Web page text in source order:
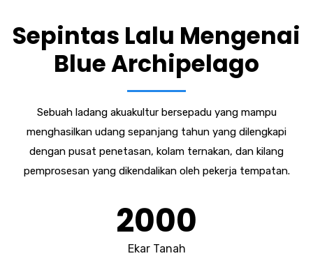
Sepintas Lalu Mengenai
Blue Archipelago
Sebuah ladang akuakultur bersepadu yang mampu
menghasilkan udang sepanjang tahun yang dilengkapi
dengan pusat penetasan, kolam ternakan, dan kilang
pemprosesan yang dikendalikan oleh pekerja tempatan.
2000
Ekar Tanah